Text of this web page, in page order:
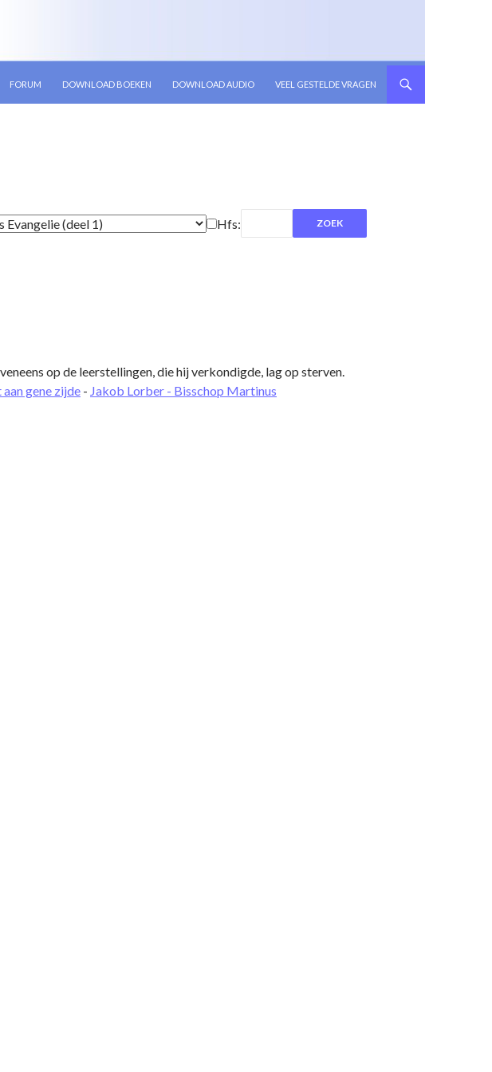
FORUM DOWNLOAD BOEKEN DOWNLOAD AUDIO VEEL GESTELDE VRAGEN
Hfs:
op de leerstellingen, die hij verkondigde, lag op sterven.
gene zijde - Jakob Lorber - Bisschop Martinus